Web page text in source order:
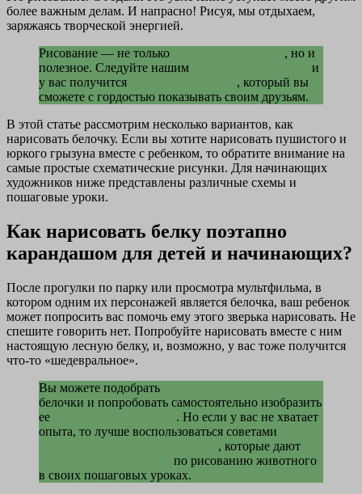
более важным делам. И напрасно! Рисуя, мы отдыхаем,
заряжаясь творческой энергией.
Рисование — не только
, но и
полезное. Следуйте нашим
и
у вас получится
, который вы
сможете с гордостью показывать своим друзьям.
В этой статье рассмотрим несколько вариантов, как
нарисовать белочку. Если вы хотите нарисовать пушистого и
юркого грызуна вместе с ребенком, то обратите внимание на
самые простые схематические рисунки. Для начинающих
художников ниже представлены различные схемы и
пошаговые уроки.
Как нарисовать белку поэтапно
карандашом для детей и начинающих?
После прогулки по парку или просмотра мультфильма, в
котором одним их персонажей является белочка, ваш ребенок
может попросить вас помочь ему этого зверька нарисовать. Не
спешите говорить нет. Попробуйте нарисовать вместе с ним
настоящую лесную белку, и, возможно, у вас тоже получится
что-то «шедевральное».
Вы можете подобрать
белочки и попробовать самостоятельно изобразить
ее
. Но если у вас не хватает
опыта, то лучше воспользоваться советами
, которые дают
по рисованию животного
в своих пошаговых уроках.